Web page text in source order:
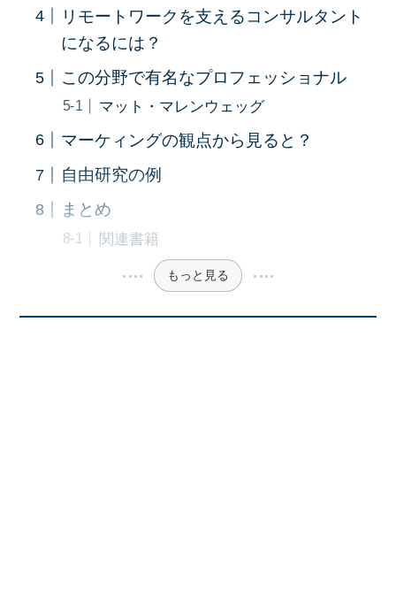
リモートワークを支えるコンサルタント
になるには？
この分野で有名なプロフェッショナル
マット・マレンウェッグ
マーケィングの観点から見ると？
自由研究の例
まとめ
関連書籍
もっと見る